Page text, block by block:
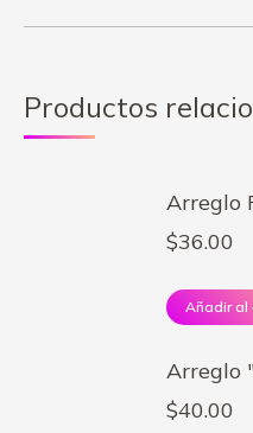
Productos
Arreglo
$36.00
Añadir al
Arreglo
$40.00